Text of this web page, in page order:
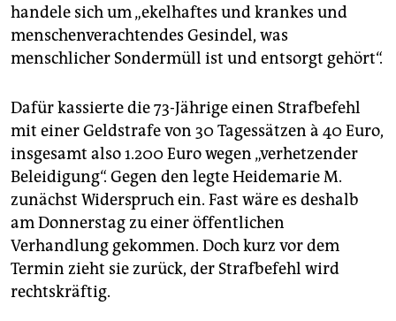
handele sich um „ekelhaftes und krankes und
menschenverachtendes Gesindel, was
menschlicher Sondermüll ist und entsorgt gehört“.
Dafür kassierte die 73-Jährige einen Strafbefehl
mit einer Geldstrafe von 30 Tagessätzen à 40 Euro,
insgesamt also 1.200 Euro wegen „verhetzender
Beleidigung“. Gegen den legte Heidemarie M.
zunächst Widerspruch ein. Fast wäre es deshalb
am Donnerstag zu einer öffentlichen
Verhandlung gekommen. Doch kurz vor dem
Termin zieht sie zurück, der Strafbefehl wird
rechtskräftig.